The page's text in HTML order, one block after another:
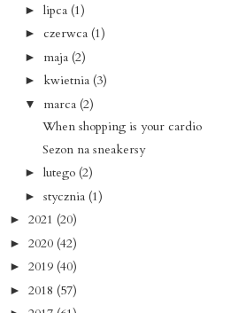
► lipca (1)
► czerwca (1)
► maja (2)
► kwietnia (3)
▼ marca (2)
When shopping is your cardio
Sezon na sneakersy
► lutego (2)
► stycznia (1)
► 2021 (20)
► 2020 (42)
► 2019 (40)
► 2018 (57)